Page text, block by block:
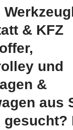
& KFZ
und
&
aus
gesucht?